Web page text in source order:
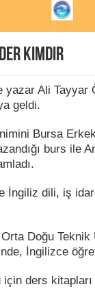
Kimdir
Ali Tayyar
geldi.
Bursa
burs ile
İngiliz dili, iş
Doğu
İngilizce
ders kitapları